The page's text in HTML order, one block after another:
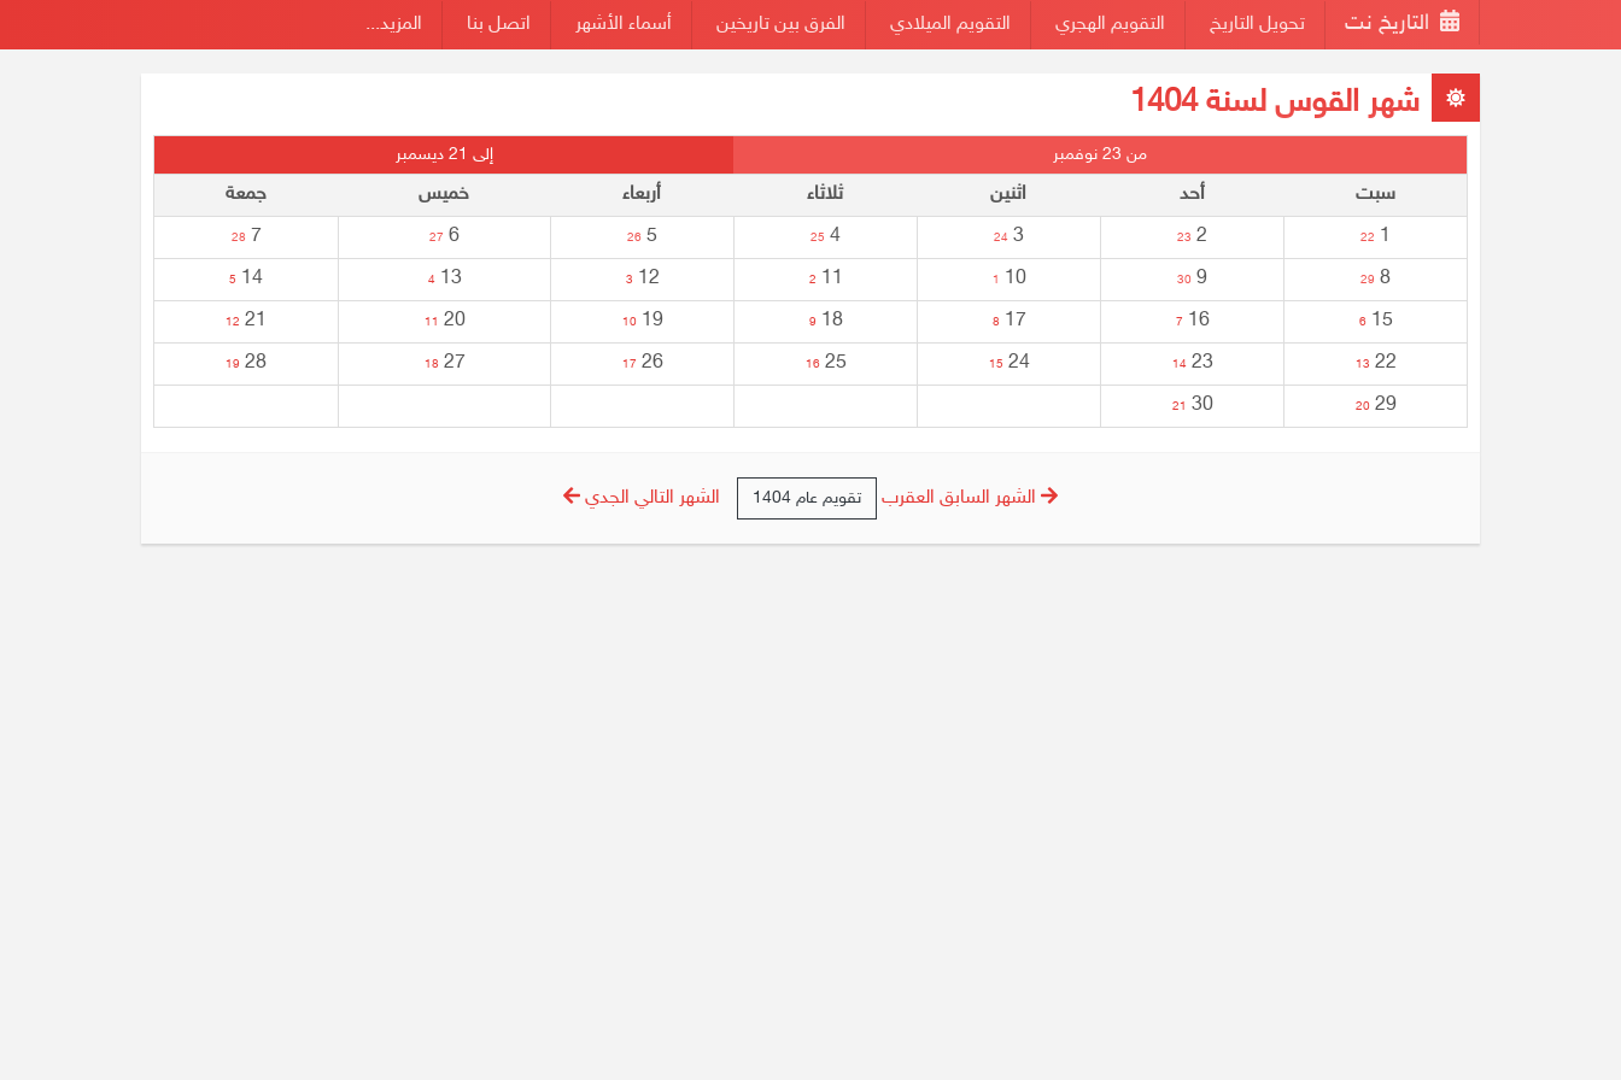
التاريخ نت تحويل التاريخ التقويم الهجري التقويم الميلادي الفرق بين تاريخين أسماء الأشهر اتصل بنا المزيد...
شهر القوس لسنة 1404
من 23 نوفمبر إلى 21 ديسمبر
سبت أحد اثنين ثلاثاء أربعاء خميس
جمعة
1
22
2
23
3
24
4
25
5
26
6
27
7
28
8
29
9
30
10
1
11
2
12
3
13
4
14
5
15
6
16
7
17
8
18
9
19
10
20
11
21
12
22
13
23
14
24
15
25
16
26
17
27
18
28
19
29
20
30
21
الشهر السابق العقرب تقويم عام 1404 الشهر التالي الجدي